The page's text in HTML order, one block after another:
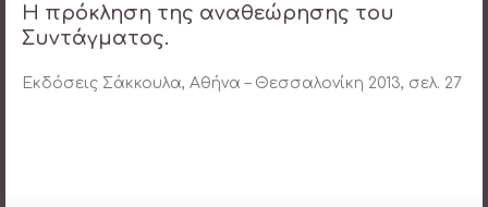
Η πρόκληση της αναθεώρησης του
Συντάγματος.
Εκδόσεις Σάκκουλα, Αθήνα – Θεσσαλονίκη 2013, σελ. 27